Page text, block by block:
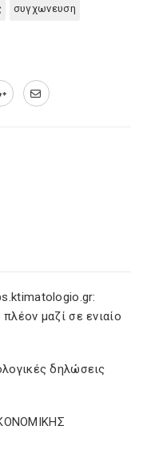
συγχωνευση
μαζί σε ενιαίο
δηλώσεις